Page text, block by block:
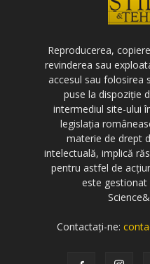
Reproducerea,
revinderea sau
accesul sau folosirea
puse la dispoziție
intermediul site-ului
legislația
materie de drept
intelectuală, implică
pentru astfel de
este gestionat
Contactați-ne: